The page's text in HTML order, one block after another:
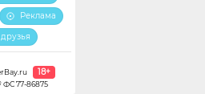
Реклама
18+
77-86875